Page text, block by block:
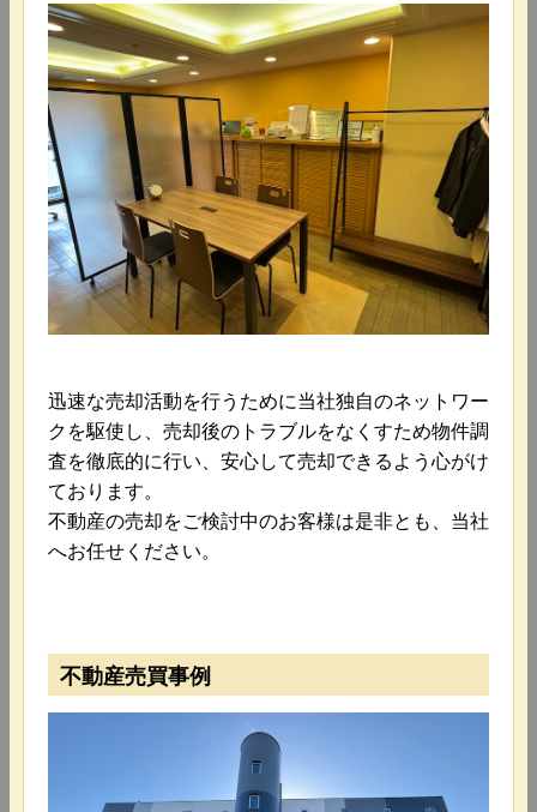
迅速な売却活動を行うために当社独自のネットワー
クを駆使し、売却後のトラブルをなくすため物件調
査を徹底的に行い、安心して売却できるよう心がけ
ております。
不動産の売却をご検討中のお客様は是非とも、当社
へお任せください。
不動産売買事例